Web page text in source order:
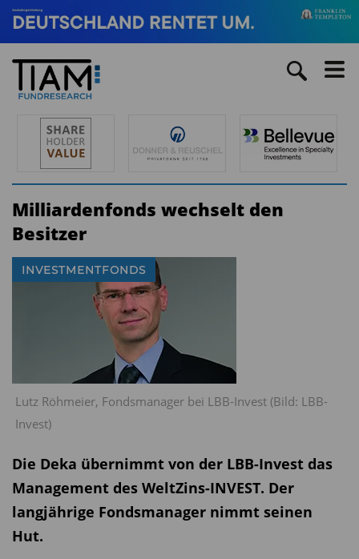
Milliardenfonds wechselt den
Besitzer
Lutz Röhmeier, Fondsmanager bei LBB-Invest (Bild: LBB-
Invest)
INVESTMENTFONDS
Die Deka übernimmt von der LBB-Invest das
Management des WeltZins-INVEST. Der
langjährige Fondsmanager nimmt seinen
Hut.